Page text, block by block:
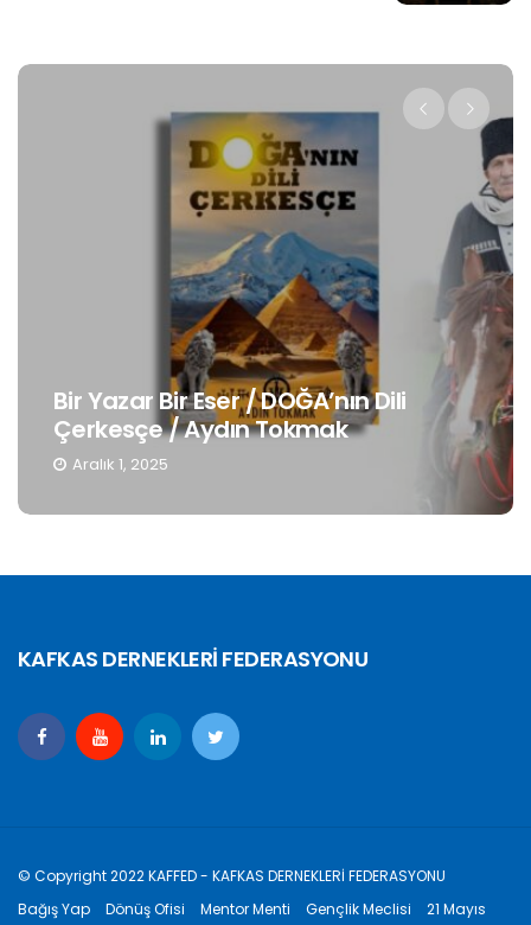
Bir Yazar Bir Eser / DOĞA’nın Dili
Çerkesçe / Aydın Tokmak
Aralık 1, 2025
KAFKAS DERNEKLERİ FEDERASYONU
© Copyright 2022 KAFFED - KAFKAS DERNEKLERİ FEDERASYONU
Bağış Yap
Dönüş Ofisi Mentor Menti Gençlik Meclisi 21 Mayıs